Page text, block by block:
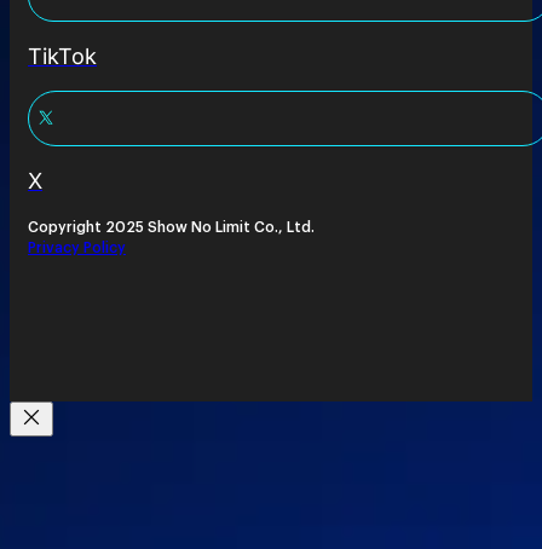
TikTok
X
Copyright 2025 Show No Limit Co., Ltd.
Privacy Policy